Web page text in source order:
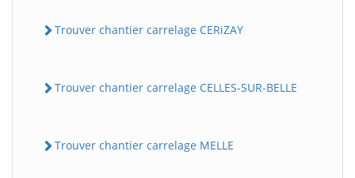
Trouver chantier carrelage CERiZAY
Trouver chantier carrelage CELLES-SUR-BELLE
Trouver chantier carrelage MELLE